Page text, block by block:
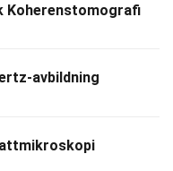
Koherenstomografi
avbildning